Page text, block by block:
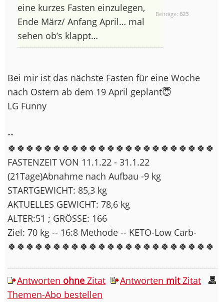
Beiträge:623
eine kurzes Fasten einzulegen,
Ende März/ Anfang April… mal
sehen ob’s klappt…
Bei mir ist das nächste Fasten für eine Woche
nach Ostern ab dem 19 April geplant😇
LG Funny
--
🍀🍀🍀🍀🍀🍀🍀🍀🍀🍀🍀🍀🍀🍀🍀🍀🍀🍀🍀🍀🍀🍀🍀
FASTENZEIT VON 11.1.22 - 31.1.22
(21Tage)Abnahme nach Aufbau -9 kg
STARTGEWICHT: 85,3 kg
AKTUELLES GEWICHT: 78,6 kg
ALTER:51 ; GRÖSSE: 166
Ziel: 70 kg -- 16:8 Methode -- KETO-Low Carb-
🍀🍀🍀🍀🍀🍀🍀🍀🍀🍀🍀🍀🍀🍀🍀🍀🍀🍀🍀🍀🍀🍀🍀
Antworten ohne Zitat Antworten mitZitat
Themen-Abo bestellen